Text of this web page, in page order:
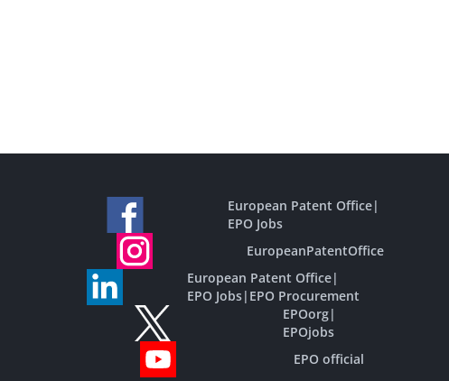
European Patent Office|
EPO Jobs
EuropeanPatentOffice
European Patent Office|
EPO Jobs| EPO Procurement
EPOorg|
EPOjobs
EPO official